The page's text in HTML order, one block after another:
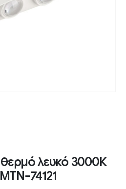
θερμό λευκό 3000Κ
74121